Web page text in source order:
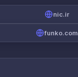
nic.ir
funko.com